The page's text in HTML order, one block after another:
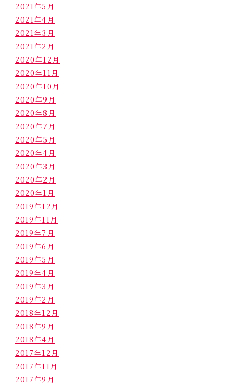
2021年5月
2021年4月
2021年3月
2021年2月
2020年12月
2020年11月
2020年10月
2020年9月
2020年8月
2020年7月
2020年5月
2020年4月
2020年3月
2020年2月
2020年1月
2019年12月
2019年11月
2019年7月
2019年6月
2019年5月
2019年4月
2019年3月
2019年2月
2018年12月
2018年9月
2018年4月
2017年12月
2017年11月
2017年9月